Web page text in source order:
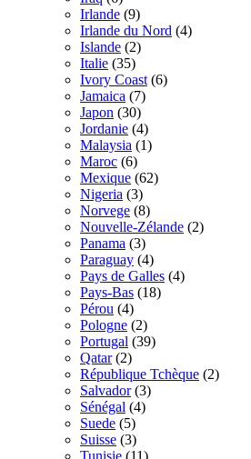
Irlande (9)
Irlande du Nord (4)
Islande (2)
Italie (35)
Ivory Coast (6)
Jamaica (7)
Japon (30)
Jordanie (4)
Malaysia (1)
Maroc (6)
Mexique (62)
Nigeria (3)
Norvege (8)
Nouvelle-Zélande (2)
Panama (3)
Paraguay (4)
Pays de Galles (4)
Pays-Bas (18)
Pérou (4)
Pologne (2)
Portugal (39)
Qatar (2)
République Tchèque (2)
Salvador (3)
Sénégal (4)
Suede (5)
Suisse (3)